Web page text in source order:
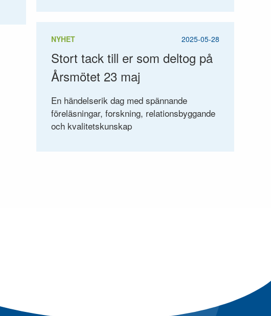
NYHET 2025-05-28
Stort tack till er som deltog på
Årsmötet 23 maj
En händelserik dag med spännande
föreläsningar, forskning, relationsbyggande
och kvalitetskunskap